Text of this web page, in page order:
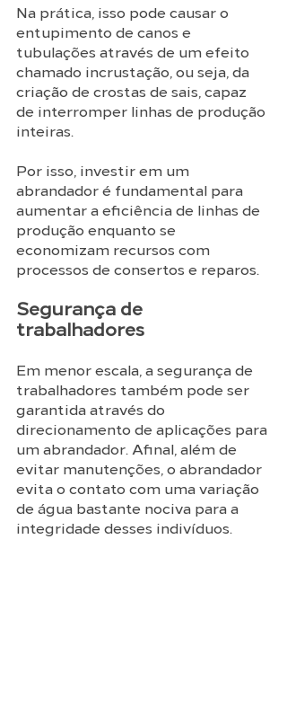
Na prática, isso pode causar o
entupimento de canos e
tubulações através de um efeito
chamado incrustação, ou seja, da
criação de crostas de sais, capaz
de interromper linhas de produção
inteiras.
Por isso, investir em um
abrandador é fundamental para
aumentar a eficiência de linhas de
produção enquanto se
economizam recursos com
processos de consertos e reparos.
Segurança de
trabalhadores
Em menor escala, a segurança de
trabalhadores também pode ser
garantida através do
direcionamento de aplicações para
um abrandador. Afinal, além de
evitar manutenções, o abrandador
evita o contato com uma variação
de água bastante nociva para a
integridade desses indivíduos.